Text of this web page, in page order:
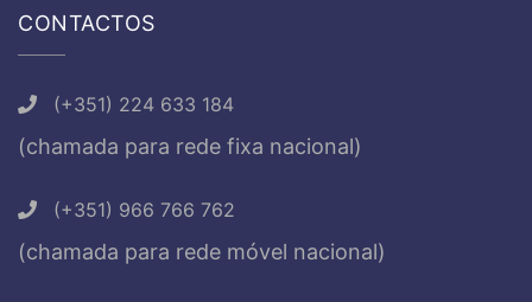
CONTACTOS
(+351) 224 633 184
(chamada para rede fixa nacional)
(+351) 966 766 762
(chamada para rede móvel nacional)